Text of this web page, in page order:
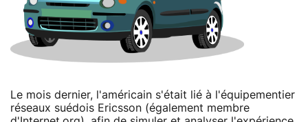
Le mois dernier, l'américain s'était lié à l'équipementier
réseaux suédois Ericsson (également membre